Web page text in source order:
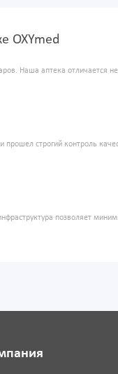
OXYmed
Наша аптека отличается
прошел строгий контроль
позволяет